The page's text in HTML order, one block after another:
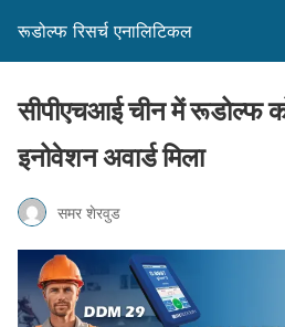
रूडोल्फ रिसर्च एनालिटिकल
सीपीएचआई चीन में रूडोल्फ
इनोवेशन अवार्ड मिला
समर शेरवुड